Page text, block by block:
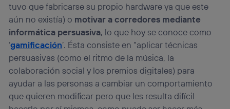
tuvo que fabricarse su propio hardware ya que este
aún no existía) o motivar a corredores mediante
informática persuasiva, lo que hoy se conoce como
‘gamificación’. Ésta consiste en “aplicar técnicas
persuasivas (como el ritmo de la música, la
colaboración social y los premios digitales) para
ayudar a las personas a cambiar un comportamiento
que quieren modificar pero que les resulta difícil